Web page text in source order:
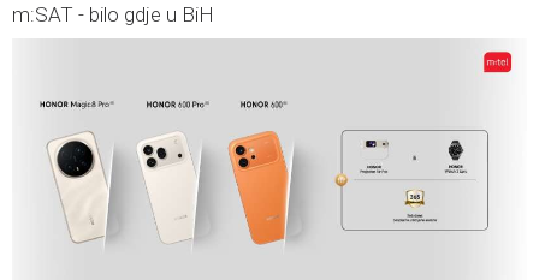
m:SAT - bilo gdje u BiH